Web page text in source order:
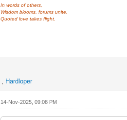
In words of others,
Wisdom blooms, forums unite,
Quoted love takes flight.
, Hardloper
14-Nov-2025, 09:08 PM